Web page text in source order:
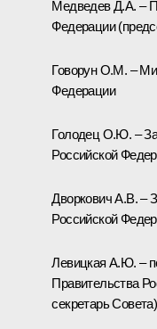
Медведев Д.А. –
Федерации
Говорун О.М. –
Федерации
Голодец О.Ю. –
Российской
Дворкович А.В. –
Российской
Левицкая А.Ю. –
Правительства
секретарь Совета)